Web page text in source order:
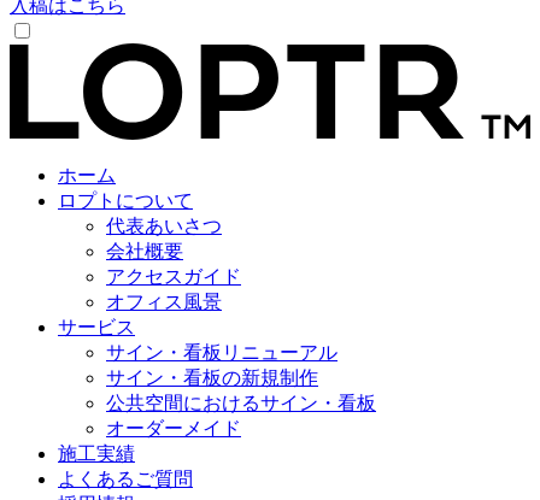
入稿はこちら
ホーム
ロプトについて
代表あいさつ
会社概要
アクセスガイド
オフィス風景
サービス
サイン・看板リニューアル
サイン・看板の新規制作
公共空間におけるサイン・看板
オーダーメイド
施工実績
よくあるご質問